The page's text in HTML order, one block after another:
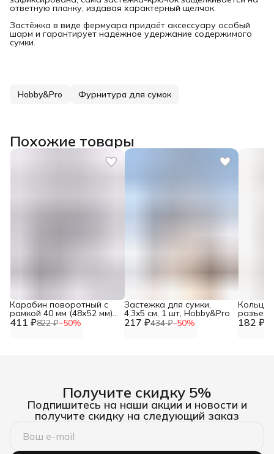
ответную планку, издавая характерный щелчок.
Застёжка в виде фермуара придаёт аксессуару особый
шарм и гарантирует надёжное удержание содержимого
сумки.
Hobby&Pro Фурнитура для сумок
Похожие товары
411 ₽822 ₽−50%
Карабин поворотный с
рамкой 40 мм (48х52 мм),
2 шт, Hobby&Pro 217 ₽434 ₽−50%
Застежка для сумки,
4,3x5 см, 1 шт, Hobby&Pro
182 ₽
Кольца
шт,
Получите скидку 5%
Подпишитесь на наши акции и новости и
получите скидку на следующий заказ